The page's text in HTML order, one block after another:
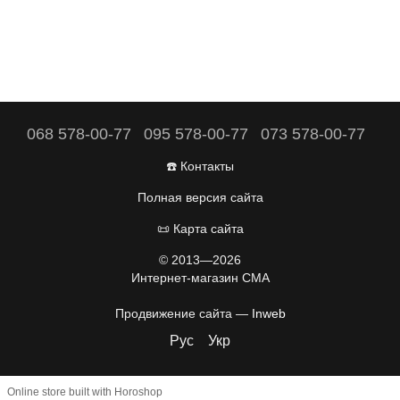
068 578-00-77 095 578-00-77 073 578-00-77
☎️ Контакты
Полная версия сайта
📜 Карта сайта
© 2013—2026
Интернет-магазин CMA
Продвижение сайта — Inweb
Рус Укр
Online store built with Horoshop